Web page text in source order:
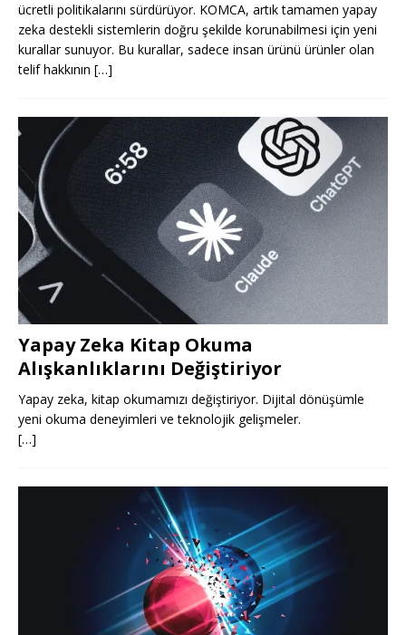
ücretli politikalarını sürdürüyor. KOMCA, artık tamamen yapay
zeka destekli sistemlerin doğru şekilde korunabilmesi için yeni
kurallar sunuyor. Bu kurallar, sadece insan ürünü ürünler olan
telif hakkının […]
Yapay Zeka Kitap Okuma
Alışkanlıklarını Değiştiriyor
Yapay zeka, kitap okumamızı değiştiriyor. Dijital dönüşümle
yeni okuma deneyimleri ve teknolojik gelişmeler.
[…]